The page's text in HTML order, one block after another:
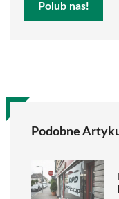
Polub nas!
Podobne